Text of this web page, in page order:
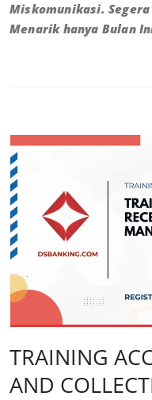
Miskomunikasi.
Menarik hanya Bulan
TRAINING
AND